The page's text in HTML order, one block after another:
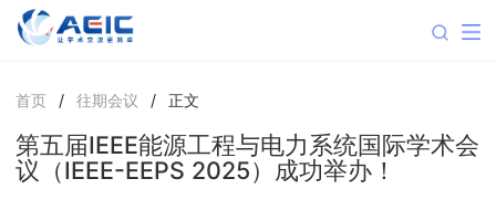
首页 / 往期会议 / 正文
第五届IEEE能源工程与电力系统国际学术会
议（IEEE-EEPS 2025）成功举办！